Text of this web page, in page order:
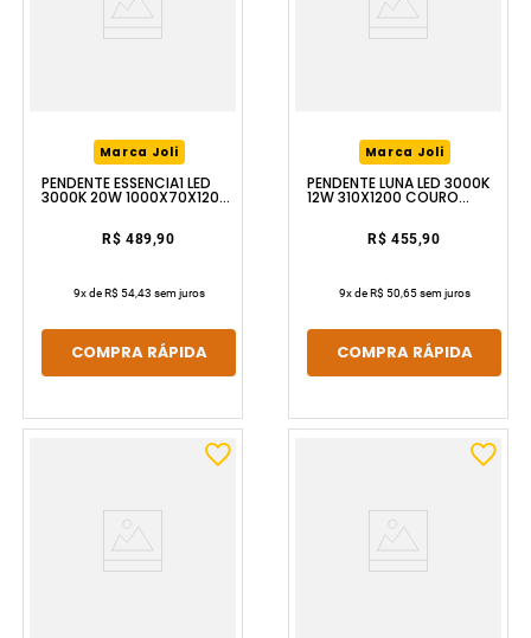
Marca Joli
PENDENTE ESSENCIA1 LED
3000K 20W 1000X70X1200
R$ 489,90
9x deR$ 54,43 sem juros
COMPRA RÁPIDA
Marca Joli
PENDENTE LUNA LED 3000K
12W 310X1200 COURO
R$ 455,90
9x deR$ 50,65sem juros
COMPRA RÁPIDA